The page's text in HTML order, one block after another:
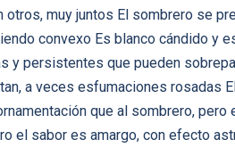
muy juntos El sombrero se
convexo Es blanco cándido y
y persistentes que pueden
a veces esfumaciones rosadas
que al sombrero,
el sabor es amargo, con efecto